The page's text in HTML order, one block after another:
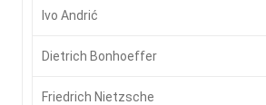
Ivo Andrić
Dietrich Bonhoeffer
Friedrich Nietzsche